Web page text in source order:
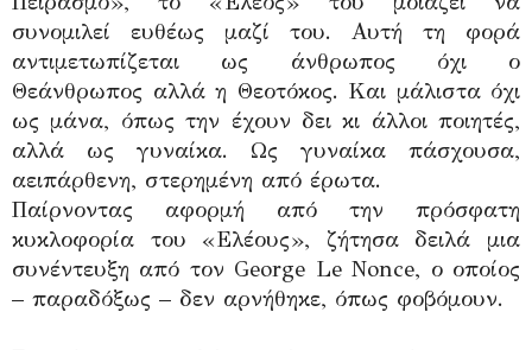
συνομιλεί ευθέως μαζί του. Αυτή τη φορά
αντιμετωπίζεται ως άνθρωπος όχι ο
Θεάνθρωπος αλλά η Θεοτόκος. Και μάλιστα όχι
ως μάνα, όπως την έχουν δει κι άλλοι ποιητές,
αλλά ως γυναίκα. Ως γυναίκα πάσχουσα,
αειπάρθενη, στερημένη από έρωτα.
Παίρνοντας αφορμή από την πρόσφατη
κυκλοφορία του «Ελέους», ζήτησα δειλά μια
συνέντευξη από τον George Le Nonce, ο οποίος
– παραδόξως – δεν αρνήθηκε, όπως φοβόμουν.